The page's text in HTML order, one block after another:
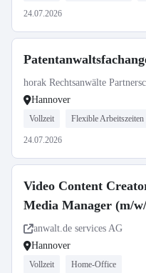
24.07.2026
horak Rechtsanwälte
Hannover
Vollzeit Flexible Arbeitszeiten
24.07.2026
Video Content
Media Manager (m/
anwalt.de services AG
Hannover
Vollzeit Home-Office